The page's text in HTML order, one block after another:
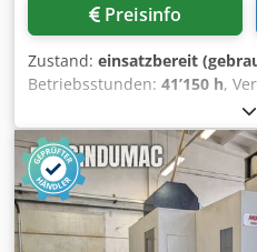
Preisinfo
Zustand: einsatzbereit
Betriebsstunden: 41’150 h,
SIEMENS
Sinumerik 840D sl,
Spindeldrehzahl (max.):
Spindelmotors:33’500 W,
Werkzeugmagazin: 80,
Achsen Starrag Heckert HEC
Sie verfügt über eine